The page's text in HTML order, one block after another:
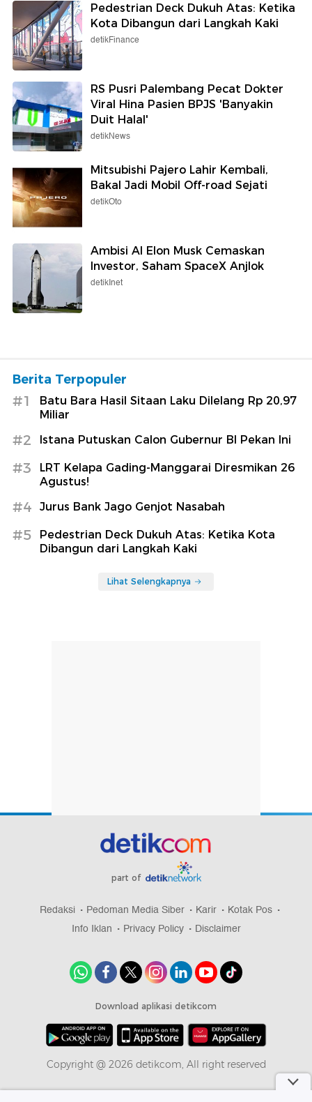
Pedestrian Deck Dukuh Atas: Ketika
Kota Dibangun dari Langkah Kaki
detikFinance
RS Pusri Palembang Pecat Dokter
Viral Hina Pasien BPJS 'Banyakin
Duit Halal'
detikNews
Mitsubishi Pajero Lahir Kembali,
Bakal Jadi Mobil Off-road Sejati
detikOto
Ambisi AI Elon Musk Cemaskan
Investor, Saham SpaceX Anjlok
detikInet
Berita Terpopuler
#1
Batu Bara Hasil Sitaan Laku Dilelang Rp 20,97
Miliar
#2 Istana Putuskan Calon Gubernur BI Pekan Ini
#3
LRT Kelapa Gading-Manggarai Diresmikan 26
Agustus!
#4 Jurus Bank Jago Genjot Nasabah
#5
Pedestrian Deck Dukuh Atas: Ketika Kota
Dibangun dari Langkah Kaki
Lihat Selengkapnya
part of
Redaksi Pedoman Media Siber Karir
Kotak Pos
Info Iklan
Privacy Policy Disclaimer
Download aplikasi detikcom
Copyright @ 2026 detikcom, All right reserved